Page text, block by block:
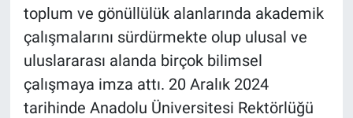
toplum ve gönüllülük alanlarında akademik
çalışmalarını sürdürmekte olup ulusal ve
uluslararası alanda birçok bilimsel
çalışmaya imza attı. 20 Aralık 2024
tarihinde Anadolu Üniversitesi Rektörlüğü